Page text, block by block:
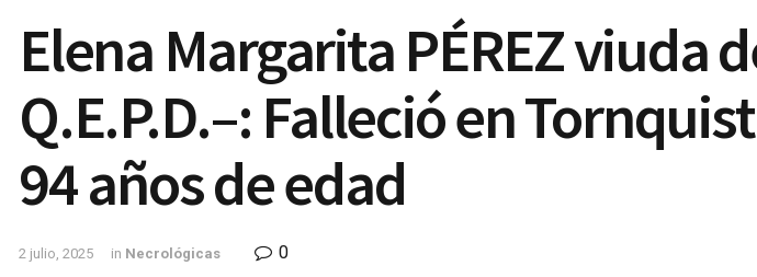
Elena Margarita PÉREZ viuda
Q.E.P.D.–: Falleció en
94 años de edad
2 julio, 2025 in Necrológicas 0